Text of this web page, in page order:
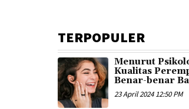
TERPOPULER
Menurut
Kualitas
Benar-benar
23 April 2024 12:50 PM